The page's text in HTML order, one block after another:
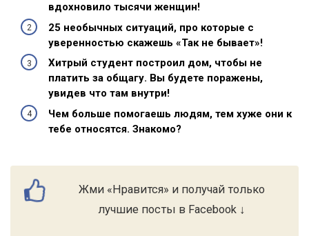
вдохновило тысячи женщин!
25 необычных ситуаций, про которые с
уверенностью скажешь «Так не бывает»!
Хитрый студент построил дом, чтобы не
платить за общагу. Вы будете поражены,
увидев что там внутри!
Чем больше помогаешь людям, тем хуже они к
тебе относятся. Знакомо?
Жми «Нравится» и получай только
лучшие посты в Facebook ↓